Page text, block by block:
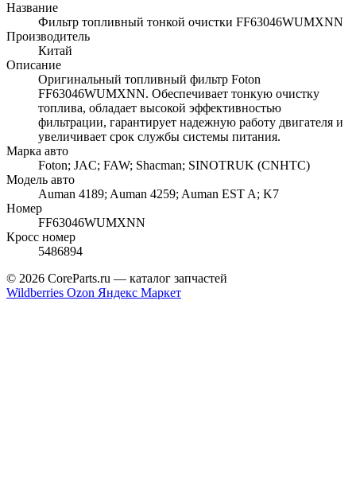
Название
Фильтр топливный тонкой очистки FF63046WUMXNN
Производитель
Китай
Описание
Оригинальный топливный фильтр Foton
FF63046WUMXNN. Обеспечивает тонкую очистку
топлива, обладает высокой эффективностью
фильтрации, гарантирует надежную работу двигателя и
увеличивает срок службы системы питания.
Марка авто
Foton; JAC; FAW; Shacman; SINOTRUK (CNHTC)
Модель авто
Auman 4189; Auman 4259; Auman EST A; K7
Номер
FF63046WUMXNN
Кросс номер
5486894
© 2026 CoreParts.ru — каталог запчастей
Wildberries Ozon Яндекс Маркет